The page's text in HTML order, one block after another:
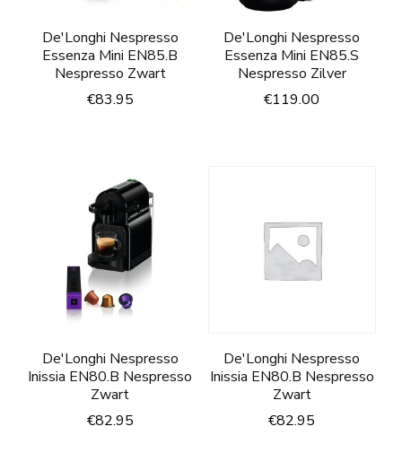
De'Longhi Nespresso
Essenza Mini EN85.B
Nespresso Zwart
€83.95
De'Longhi Nespresso
Essenza Mini EN85.S
Nespresso Zilver
€119.00
De'Longhi Nespresso
Inissia EN80.B Nespresso
Zwart
€82.95
De'Longhi Nespresso
Inissia EN80.B Nespresso
Zwart
€82.95